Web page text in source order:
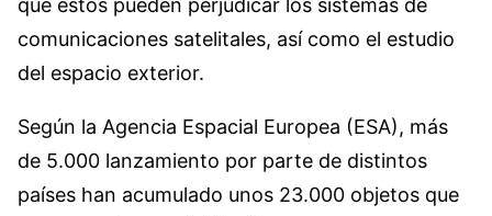
que estos pueden perjudicar los sistemas de
comunicaciones satelitales, así como el estudio
del espacio exterior.
Según la Agencia Espacial Europea (ESA), más
de 5.000 lanzamiento por parte de distintos
países han acumulado unos 23.000 objetos que